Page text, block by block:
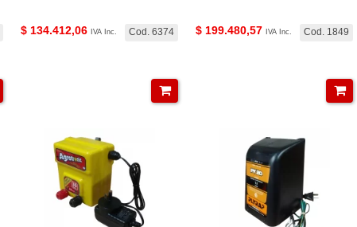
Cod. 6374
$ 134.412,06 IVA Inc. Cod. 1849
$ 199.480,57 IVA Inc.